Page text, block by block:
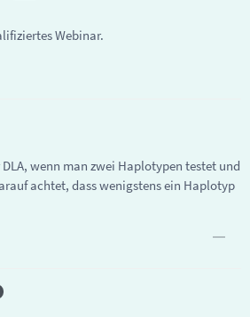
Webinar.
wenn man zwei Haplotypen testet und
achtet, dass wenigstens ein Haplotyp